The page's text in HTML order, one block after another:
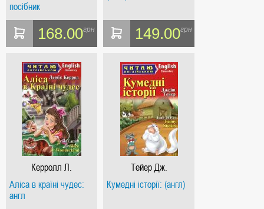
посібник
168.00грн 149.00грн
Керролл Л.
Аліса в країні чудес:
англ
Тейер Дж.
Кумедні історії: (англ)